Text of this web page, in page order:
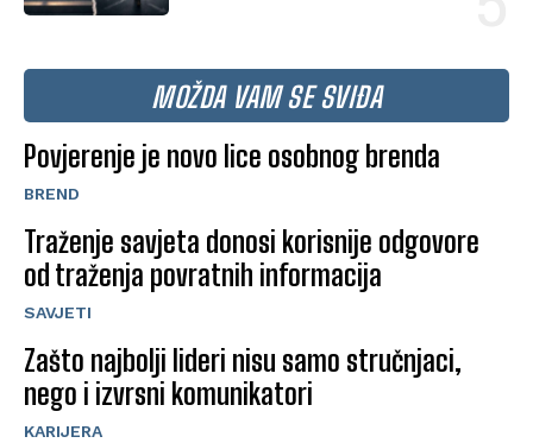
MOŽDA VAM SE SVIĐA
Povjerenje je novo lice osobnog brenda
BREND
Traženje savjeta donosi korisnije odgovore
od traženja povratnih informacija
SAVJETI
Zašto najbolji lideri nisu samo stručnjaci,
nego i izvrsni komunikatori
KARIJERA